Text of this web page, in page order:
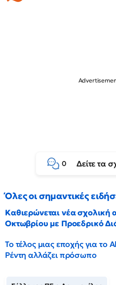
0 Δείτε τα
Όλες οι σημαντικές
Καθιερώνεται νέα σχολική
Οκτωβρίου με Προεδρικό
Το τέλος μιας εποχής για το
Ρέντη αλλάζει πρόσωπο